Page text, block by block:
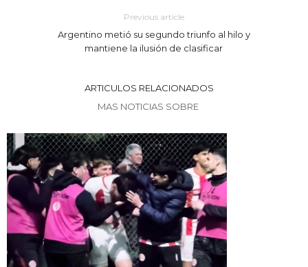
Previous article
Argentino metió su segundo triunfo al hilo y
mantiene la ilusión de clasificar
ARTICULOS RELACIONADOS
MAS NOTICIAS SOBRE